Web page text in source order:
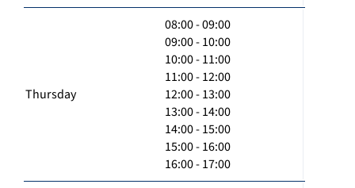
Thursday
08:00 - 09:00
09:00 - 10:00
10:00 - 11:00
11:00 - 12:00
12:00 - 13:00
13:00 - 14:00
14:00 - 15:00
15:00 - 16:00
16:00 - 17:00